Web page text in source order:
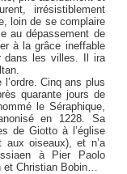
irrésistiblement
loin de se complaire
au dépassement de
à la grâce ineffable
dans les villes. Il ira
Cinq ans plus
quarante jours de
le Séraphique,
en 1228. Sa
de Giotto à l’église
aux oiseaux), et n’a
à Pier Paolo
Christian Bobin…